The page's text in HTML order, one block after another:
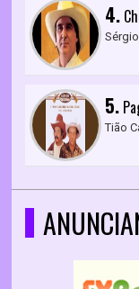
4.
5.
Tião